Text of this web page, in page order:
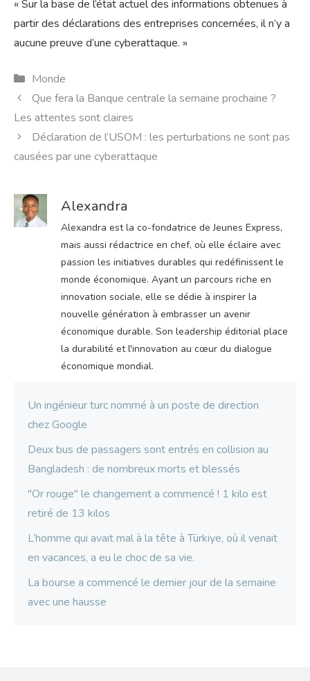
« Sur la base de l’état actuel des informations obtenues à
partir des déclarations des entreprises concernées, il n’y a
aucune preuve d’une cyberattaque. »
Catégories
Monde
Que fera la Banque centrale la semaine prochaine ?
Les attentes sont claires
Déclaration de l’USOM : les perturbations ne sont pas
causées par une cyberattaque
Alexandra
Alexandra est la co-fondatrice de Jeunes Express,
mais aussi rédactrice en chef, où elle éclaire avec
passion les initiatives durables qui redéfinissent le
monde économique. Ayant un parcours riche en
innovation sociale, elle se dédie à inspirer la
nouvelle génération à embrasser un avenir
économique durable. Son leadership éditorial place
la durabilité et l'innovation au cœur du dialogue
économique mondial.
Un ingénieur turc nommé à un poste de direction
chez Google
Deux bus de passagers sont entrés en collision au
Bangladesh : de nombreux morts et blessés
"Or rouge" le changement a commencé ! 1 kilo est
retiré de 13 kilos
L’homme qui avait mal à la tête à Türkiye, où il venait
en vacances, a eu le choc de sa vie.
La bourse a commencé le dernier jour de la semaine
avec une hausse